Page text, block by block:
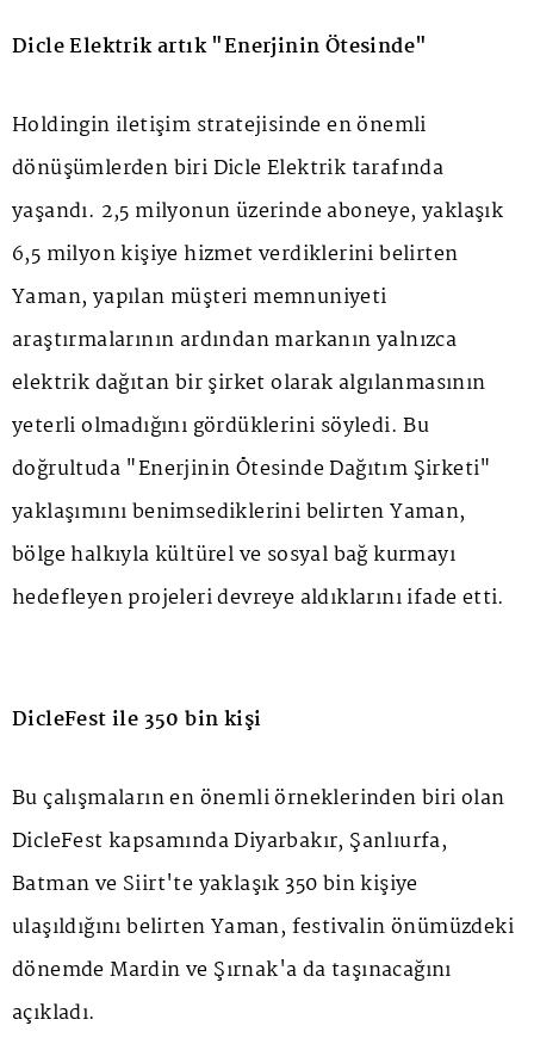
Dicle Elektrik artık "Enerjinin Ötesinde"
Holdingin iletişim stratejisinde en önemli
dönüşümlerden biri Dicle Elektrik tarafında
yaşandı. 2,5 milyonun üzerinde aboneye, yaklaşık
6,5 milyon kişiye hizmet verdiklerini belirten
Yaman, yapılan müşteri memnuniyeti
araştırmalarının ardından markanın yalnızca
elektrik dağıtan bir şirket olarak algılanmasının
yeterli olmadığını gördüklerini söyledi. Bu
doğrultuda "Enerjinin Ötesinde Dağıtım Şirketi"
yaklaşımını benimsediklerini belirten Yaman,
bölge halkıyla kültürel ve sosyal bağ kurmayı
hedefleyen projeleri devreye aldıklarını ifade etti.
DicleFest ile 350 bin kişi
Bu çalışmaların en önemli örneklerinden biri olan
DicleFest kapsamında Diyarbakır, Şanlıurfa,
Batman ve Siirt'te yaklaşık 350 bin kişiye
ulaşıldığını belirten Yaman, festivalin önümüzdeki
dönemde Mardin ve Şırnak'a da taşınacağını
açıkladı.